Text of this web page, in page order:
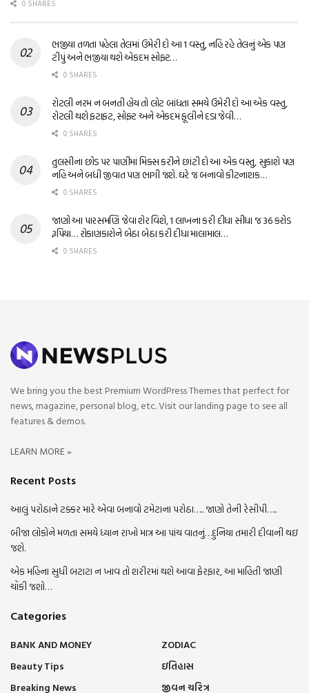
0 SHARES
ભજીયા તળતા પહેલા તેલમાં ઉમેરી દો આ 1 વસ્તુ, નહિ રહે તેલનું એક પણ
ટીપું અને ભજીયા થશે એકદમ સોફ્ટ…
0 SHARES
રોટલી નરમ ન બનતી હોય તો લોટ બાંધતા સમયે ઉમેરી દો આ એક વસ્તુ,
રોટલી થશે ફટાફટ, સોફ્ટ અને એકદમ ફૂલીને દડા જેવી…
0 SHARES
તુલસીના છોડ પર પાણીમાં મિક્સ કરીને છાંટી દો આ એક વસ્તુ, સુકાશે પણ
નહિ અને બધી જીવાત પણ ભાગી જશે. ઘરે જ બનાવો કીટનાશક…
0 SHARES
જાણો આ પારસમણિ જેવા શેર વિશે, 1 લાખના કરી દીધા સીધા જ 36 કરોડ
રૂપિયા… રોકાણકારોને બેઠા બેઠા કરી દીધા માલામાલ…
0 SHARES
We bring you the best Premium WordPress Themes that perfect for
news, magazine, personal blog, etc. Visit our landing page to see all
features & demos.
LEARN MORE »
Recent Posts
આલું પરોઠાને ટક્કર મારે એવા બનાવો ટમેટાના પરોઠા….. જાણો તેની રેસીપી…..
બીજા લોકોને મળતા સમયે ધ્યાન રાખો માત્ર આ પાંચ વાતનું…દુનિયા તમારી દીવાની થઇ
જશે.
એક મહિના સુધી બટાટા ન ખાવ તો શરીરમાં થશે આવા ફેરફાર, આ માહિતી જાણી
ચોંકી જશો…
Categories
BANK AND MONEY
Beauty Tips
Breaking News
ZODIAC
ઇતિહાસ
જીવન ચરિત્ર